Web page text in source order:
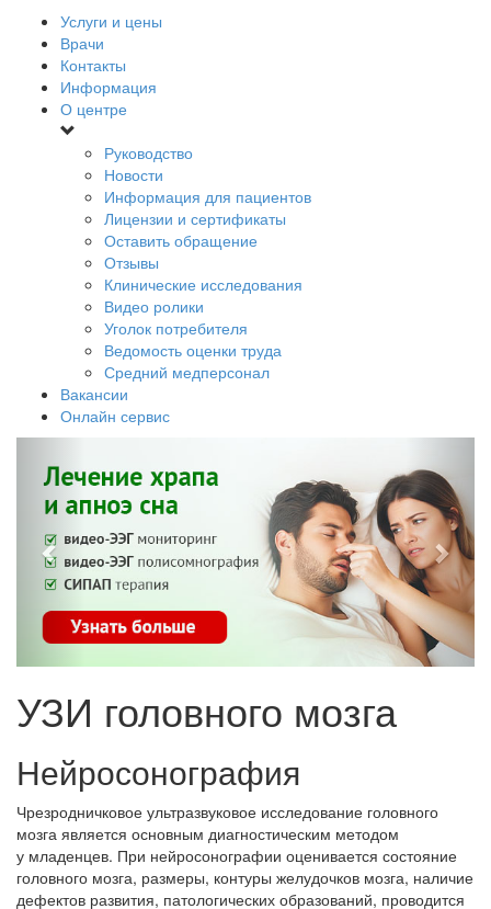
Услуги и цены
Врачи
Контакты
Информация
О центре
Руководство
Новости
Информация для пациентов
Лицензии и сертификаты
Оставить обращение
Отзывы
Клинические исследования
Видео ролики
Уголок потребителя
Ведомость оценки труда
Средний медперсонал
Вакансии
Онлайн сервис
УЗИ головного мозга
Нейросонография
Чрезродничковое ультразвуковое исследование головного
мозга является основным диагностическим методом
у младенцев. При нейросонографии оценивается состояние
головного мозга, размеры, контуры желудочков мозга, наличие
дефектов развития, патологических образований, проводится